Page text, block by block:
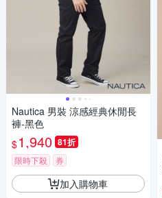
Nautica 男裝 涼感經典休閒長
褲-黑色
$1,940 81折
限時下殺 券
加入購物車